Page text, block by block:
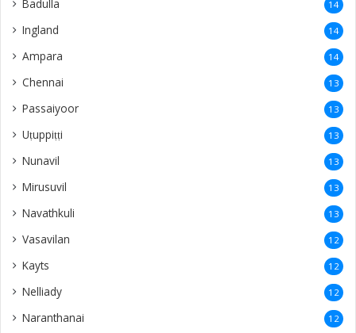
Badulla 14
Ingland 14
Ampara 14
Chennai 13
Passaiyoor 13
Uṭuppiṭṭi 13
Nunavil 13
Mirusuvil 13
Navathkuli 13
Vasavilan 12
Kayts 12
Nelliady 12
Naranthanai 12